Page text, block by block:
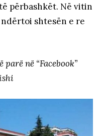
përbashkët. Në vitin
shtesën e re
në “Facebook”